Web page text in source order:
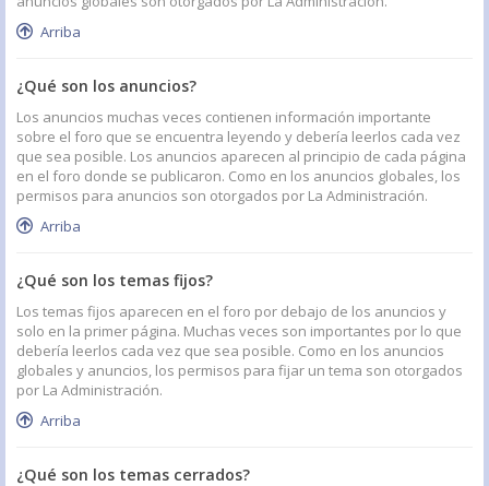
Arriba
¿Qué son los anuncios?
Los anuncios muchas veces contienen información importante
sobre el foro que se encuentra leyendo y debería leerlos cada vez
que sea posible. Los anuncios aparecen al principio de cada página
en el foro donde se publicaron. Como en los anuncios globales, los
permisos para anuncios son otorgados por La Administración.
Arriba
¿Qué son los temas fijos?
Los temas fijos aparecen en el foro por debajo de los anuncios y
solo en la primer página. Muchas veces son importantes por lo que
debería leerlos cada vez que sea posible. Como en los anuncios
globales y anuncios, los permisos para fijar un tema son otorgados
por La Administración.
Arriba
¿Qué son los temas cerrados?